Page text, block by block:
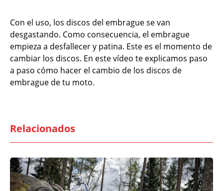
Mitos mecánicos… que te
cuestan dinero
Curiosidades
La “Magia” de las 24 Horas de
Marc, Martín o Marco ¡hagan
sus apuestas! | Diálogos
Con el uso, los discos del embrague se van
desgastando. Como consecuencia, el embrague
empieza a desfallecer y patina. Este es el momento de
cambiar los discos. En este vídeo te explicamos paso
a paso cómo hacer el cambio de los discos de
embrague de tu moto.
Relacionados